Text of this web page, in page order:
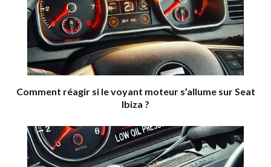
Comment réagir si le voyant moteur s’allume sur Seat
Ibiza ?